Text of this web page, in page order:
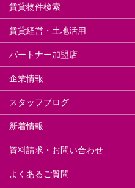
賃貸物件検索
賃貸経営・土地活用
パートナー加盟店
企業情報
スタッフブログ
新着情報
資料請求・お問い合わせ
よくあるご質問